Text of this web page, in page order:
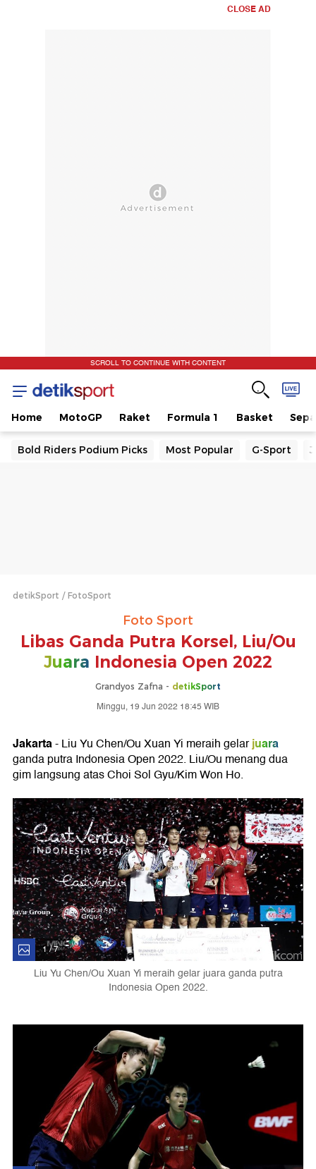
CLOSE AD
SCROLL TO CONTINUE WITH CONTENT
Home MotoGP Raket Formula 1 Basket
Bold Riders Podium Picks Most Popular G-Sport
detikSport FotoSport
Foto Sport
Libas Ganda Putra Korsel, Liu/Ou
Juara Indonesia Open 2022
Grandyos Zafna - detikSport
Minggu, 19 Jun 2022 18:45 WIB
Jakarta- Liu Yu Chen/Ou Xuan Yi meraih gelarjuara
ganda putra Indonesia Open 2022. Liu/Ou menang dua
gim langsung atas Choi Sol Gyu/Kim Won Ho.
1 / 7
Liu Yu Chen/Ou Xuan Yi meraih gelar juara ganda putra
Indonesia Open 2022.